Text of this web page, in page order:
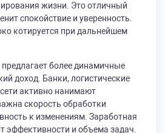
жизни. Это отличный
спокойствие и уверенность.
котируется при дальнейшем
более динамичные
доход. Банки, логистические
активно нанимают
скорость обработки
к изменениям. Заработная
эффективности и объема задач.